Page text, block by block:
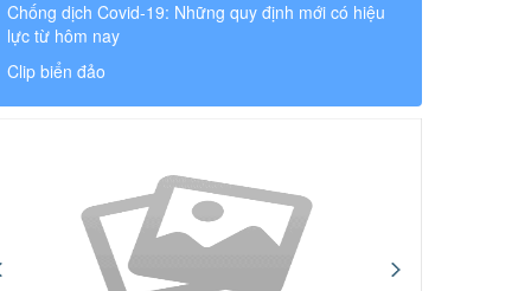
Chống dịch Covid-19: Những quy định mới có hiệu
lực từ hôm nay
Clip biển đảo